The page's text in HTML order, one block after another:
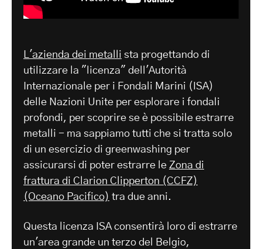
L'azienda dei metalli sta progettando di
utilizzare la "licenza" dell'Autorità
Internazionale per i Fondali Marini (ISA)
delle Nazioni Unite per esplorare i fondali
profondi, per scoprire se è possibile estrarre
metalli - ma sappiamo tutti che si tratta solo
di un esercizio di greenwashing per
assicurarsi di poter estrarre le Zona di
frattura di Clarion Clipperton (CCFZ)
(Oceano Pacifico) tra due anni.
Questa licenza ISA consentirà loro di estrarre
un'area grande un terzo del Belgio,